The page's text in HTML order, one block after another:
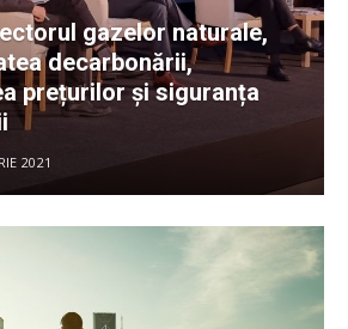
gazelor naturale,
decarbonării,
prețurilor și siguranța
2021